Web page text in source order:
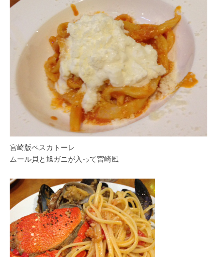
宮崎版ペスカトーレ
ムール貝と旭ガニが入って宮崎風